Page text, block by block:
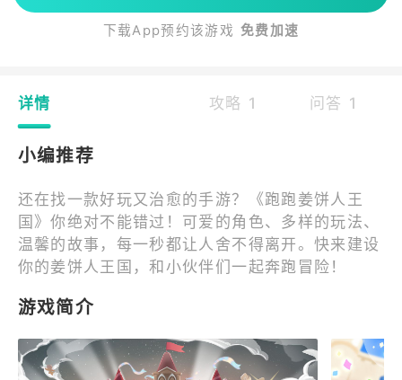
下载App预约该游戏 免费加速
详情 攻略 1 问答 1
小编推荐
还在找一款好玩又治愈的手游？《跑跑姜饼人王
国》你绝对不能错过！可爱的角色、多样的玩法、
温馨的故事，每一秒都让人舍不得离开。快来建设
你的姜饼人王国，和小伙伴们一起奔跑冒险！
游戏简介